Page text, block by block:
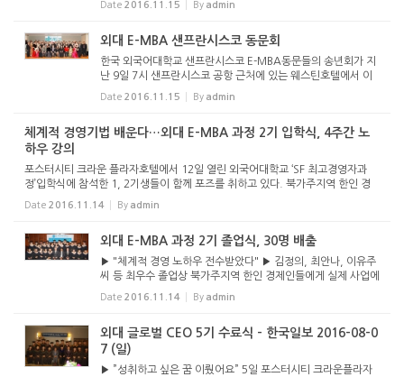
플라자 호텔에서 본보 특별후원으로 열린다. 이와 관련 준비위
Date 2016.11.15 By admin
외대 E-MBA 샌프란시스코 동문회
한국 외국어대학교 샌프란시스코 E-MBA동문들의 송년회가 지
난 9일 7시 샌프란시스코 공항 근처에 있는 웨스틴호텔에서 이
태균 (북가주세탁협회 회장), 정지선(민화협 SF 상임의장), 계용
식, 전일현 (독도사랑북가주협회장)등 60여명이 참석한 가운데
Date 2016.11.15 By admin
체계적 경영기법 배운다…외대 E-MBA 과정 2기 입학식, 4주간 노
하우 강의
포스터시티 크라운 플라자호텔에서 12일 열린 외국어대학교 ‘SF 최고경영자과
정’입학식에 참석한 1, 2기생들이 함께 포즈를 취하고 있다. 북가주지역 한인 경
제인들에게 체계적 경영기법을 전수, 실제 사업에 효과적으로 접목토록 교육시키
Date 2016.11.14 By admin
외대 E-MBA 과정 2기 졸업식, 30명 배출
▶ "체계적 경영 노하우 전수받았다" ▶ 김정의, 최안나, 이유주
씨 등 최우수 졸업상 북가주지역 한인 경제인들에게 실제 사업에
활용할 수 있는 체계적 경영법을 교육시키는 제2기 ‘SF 최고경영
자과정(SF Executive MBA)’이 4주간의 일정을 마치고 ...
Date 2016.11.14 By admin
외대 글로벌 CEO 5기 수료식 - 한국일보 2016-08-0
7 (일)
▶ ”성취하고 싶은 꿈 이뤘어요” 5일 포스터시티 크라운플라자